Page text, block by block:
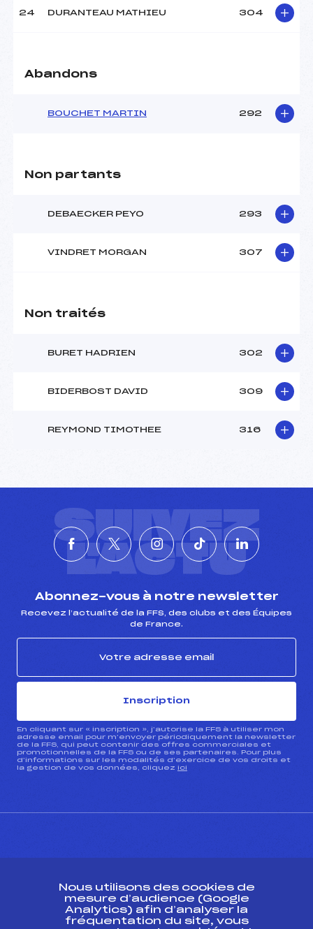
24 DURANTEAU MATHIEU 304
Abandons
BOUCHET MARTIN 292
Non partants
DEBAECKER PEYO 293
VINDRET MORGAN 307
Non traités
BURET HADRIEN 302
BIDERBOST DAVID 309
REYMOND TIMOTHEE 316
SUIVEZ
L'ACTU
Abonnez-vous à notre newsletter
Recevez l’actualité de la FFS, des clubs et des Équipes
de France.
Inscription
En cliquant sur « inscription », j’autorise la FFS à utiliser mon
adresse email pour m’envoyer périodiquement la newsletter
de la FFS, qui peut contenir des offres commerciales et
promotionnelles de la FFS ou de ses partenaires. Pour plus
d’informations sur les modalités d’exercice de vos droits et
la gestion de vos données, cliquez ici
Ressources
Nous utilisons des cookies de
mesure d’audience (Google
Analytics) afin d’analyser la
fréquentation du site, vous